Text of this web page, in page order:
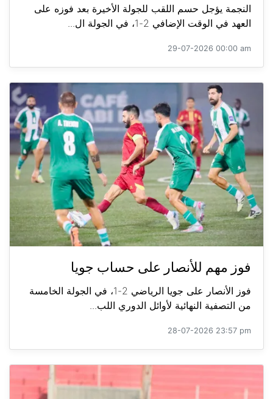
النجمة يؤجل حسم اللقب للجولة الأخيرة بعد فوزه على
العهد في الوقت الإضافي 2-1، في الجولة ال...
29-07-2026 00:00 am
فوز مهم للأنصار على حساب جويا
فوز الأنصار على جويا الرياضي 2-1، في الجولة الخامسة
من التصفية النهائية لأوائل الدوري اللب...
28-07-2026 23:57 pm